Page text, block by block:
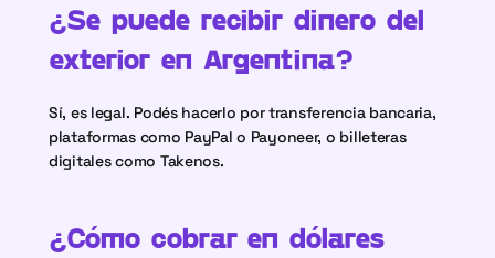
¿Se puede recibir dinero del
exterior en Argentina?
Sí, es legal. Podés hacerlo por transferencia bancaria,
plataformas como PayPal o Payoneer, o billeteras
digitales como Takenos.
¿Cómo cobrar en dólares